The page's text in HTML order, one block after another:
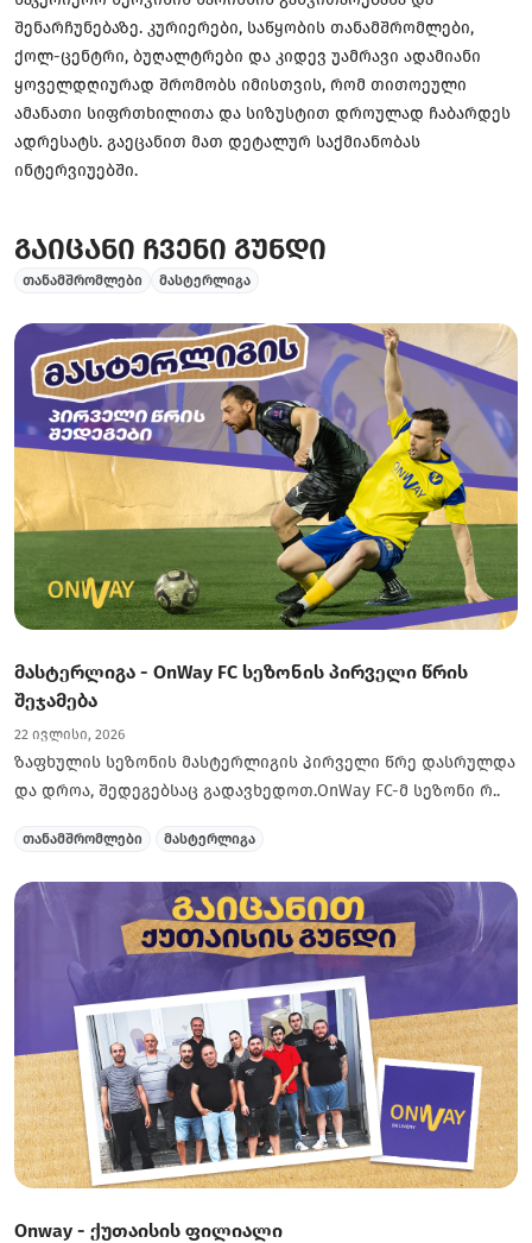
შენარჩუნებაზე. კურიერები, საწყობის თანამშრომლები,
ქოლ-ცენტრი, ბუღალტრები და კიდევ უამრავი ადამიანი
ყოველდღიურად შრომობს იმისთვის, რომ თითოეული
ამანათი სიფრთხილითა და სიზუსტით დროულად ჩაბარდეს
ადრესატს. გაეცანით მათ დეტალურ საქმიანობას
ინტერვიუებში.
გაიცანი ჩვენი გუნდი
თანამშრომლები მასტერლიგა
მასტერლიგა - OnWay FC სეზონის პირველი წრის
შეჯამება
22 ივლისი, 2026
ზაფხულის სეზონის მასტერლიგის პირველი წრე დასრულდა
და დროა, შედეგებსაც გადავხედოთ.OnWay FC-მ სეზონი რ..
თანამშრომლები მასტერლიგა
Onway - ქუთაისის ფილიალი